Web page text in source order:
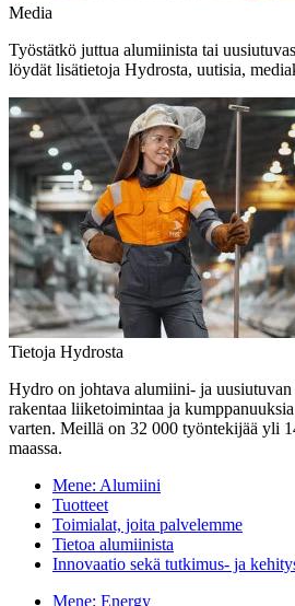
Media
Työstätkö juttua alumiinista tai
löydät lisätietoja Hydrosta, uutisia,
Tietoja Hydrosta
Hydro on johtava alumiini- ja
rakentaa liiketoimintaa ja
varten. Meillä on 32 000 työntekijää yli
maassa.
Mene: Alumiini
Tuotteet
Toimialat, joita palvelemme
Tietoa alumiinista
Innovaatio sekä tutkimus- ja
Mene: Energy